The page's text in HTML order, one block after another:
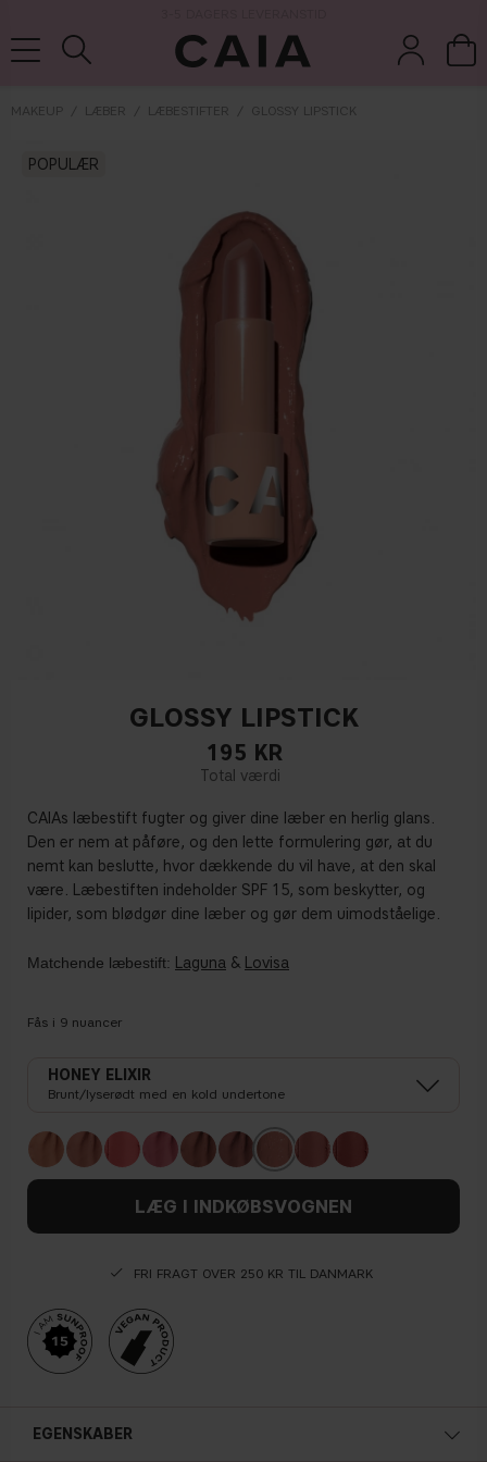
MAKEUP LÆBER LÆBESTIFTER GLOSSY LIPSTICK
POPULÆR
GLOSSY LIPSTICK
195 KR
CAIAs læbestift fugter og giver dine læber en herlig glans.
Den er nem at påføre, og den lette formulering gør, at du
nemt kan beslutte, hvor dækkende du vil have, at den skal
være. Læbestiften indeholder SPF 15, som beskytter, og
lipider, som blødgør dine læber og gør dem uimodståelige.
Matchende læbestift: Laguna & Lovisa
Fås i 9 nuancer
HONEY ELIXIR
Brunt/lyserødt med en kold undertone
LÆG I INDKØBSVOGNEN
FRI FRAGT OVER 250 KR TIL DANMARK
EGENSKABER
parfume